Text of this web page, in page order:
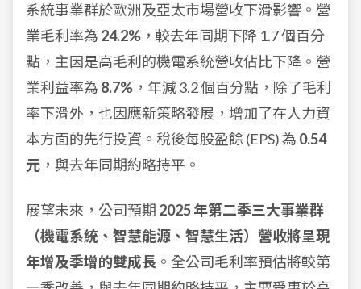
系統事業群於歐洲及亞太市場營收下滑影響。營
業毛利率為 24.2% ，較去年同期下降 1.7 個百分
點，主因是高毛利的機電系統營收佔比下降。營
業利益率為 8.7% ，年減 3.2 個百分點，除了毛利
率下滑外，也因應新策略發展，增加了在人力資
本方面的先行投資。稅後每股盈餘 (EPS) 為 0.54
元 ，與去年同期約略持平。
展望未來，公司預期 2025 年第二季三大事業群
（機電系統、智慧能源、智慧生活）營收將呈現
年增及季增的雙成長 。全公司毛利率預估將較第